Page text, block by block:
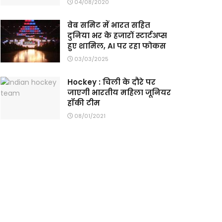
04/08/2020
वेब समिट में भारत सहित
दुनिया भर के हजारों स्टार्टअप्स
हुए शामिल, AI पर रहा फोकस
03/03/2025
Hockey : चिली के दौरे पर
जाएगी भारतीय महिला जूनियर
हॉकी टीम
08/01/2021